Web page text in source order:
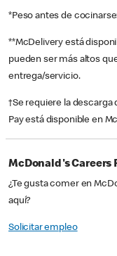
*Peso antes de
**McDelivery está
pueden ser más altos
entrega/servicio.
†Se requiere la descarga
Pay está disponible en
McDonald's Careers
¿Te gusta comer en
aquí?
Solicitar empleo